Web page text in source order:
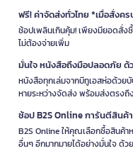
ฟรี! ค่าจัดส่งทั่วไทย *เมื่อสั่งค
ช้อปเพลินเกินคุ้ม! เพียงมียอดสั่
ไม่ต้องจ่ายเพิ่ม
มั่นใจ หนังสือถึงมือปลอดภัย ด้
หนังสือทุกเล่มจากบีทูเอสห่อด้วย
หายระหว่างจัดส่ง พร้อมส่งตร
ช้อป B2S Online การันตีสินค้
B2S Online ให้คุณเลือกซื้อสินค้า
อื่นๆ อีกมากมายได้อย่างมั่นใจ ด้